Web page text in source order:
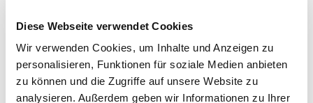
Diese Webseite verwendet Cookies
Wir verwenden Cookies, um Inhalte und Anzeigen zu
personalisieren, Funktionen für soziale Medien anbieten
zu können und die Zugriffe auf unsere Website zu
analysieren. Außerdem geben wir Informationen zu Ihrer